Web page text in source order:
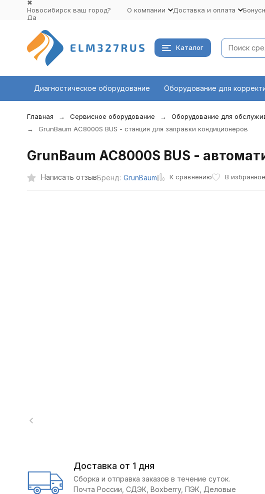
✖
Новосибирск ваш город?
Да
О компании Доставка и оплата
Каталог
Диагностическое оборудование Оборудование для
Главная Сервисное оборудование Оборудование для
GrunBaum AC8000S BUS - станция для заправки кондиционеров
GrunBaum AC8000S BUS -
Написать отзывБренд: GrunBaum К сравнению В избранное
Доставка от 1 дня
Сборка и отправка заказов в течение суток.
Почта России, СДЭК, Boxberry, ПЭК, Деловые